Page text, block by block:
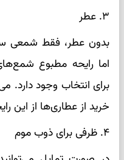
۳. عطر
بدون عطر، فقط شمعی
اما رایحه مطبوع
برای انتخاب وجود دارد.
خرید از عطاری‌ها از این
۴. ظرفی برای ذوب موم